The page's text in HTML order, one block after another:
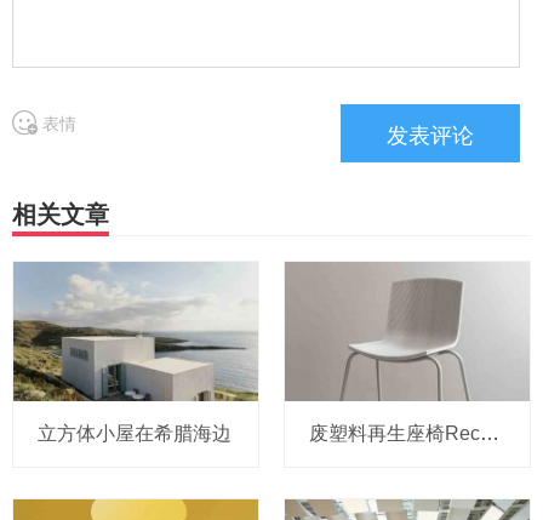
表情
相关文章
立方体小屋在希腊海边 废塑料再生座椅Rechair